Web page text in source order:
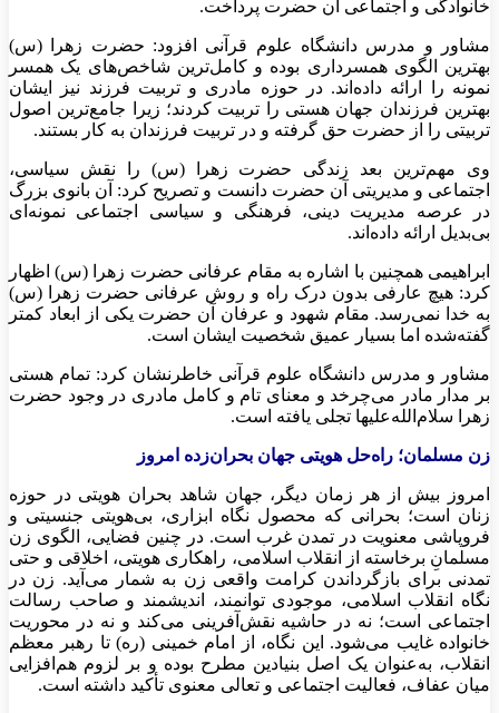
خانوادگی و اجتماعی آن حضرت پرداخت.
مشاور و مدرس دانشگاه علوم قرآنی افزود: حضرت زهرا (س)
بهترین الگوی همسرداری بوده و کامل‌ترین شاخص‌های یک همسر
نمونه را ارائه داده‌اند. در حوزه مادری و تربیت فرزند نیز ایشان
بهترین فرزندان جهان هستی را تربیت کردند؛ زیرا جامع‌ترین اصول
تربیتی را از حضرت حق گرفته و در تربیت فرزندان به کار بستند.
وی مهم‌ترین بعد زندگی حضرت زهرا (س) را نقش سیاسی،
اجتماعی و مدیریتی آن حضرت دانست و تصریح کرد: آن بانوی بزرگ
در عرصه مدیریت دینی، فرهنگی و سیاسی اجتماعی نمونه‌ای
بی‌بدیل ارائه داده‌اند.
ابراهیمی همچنین با اشاره به مقام عرفانی حضرت زهرا (س) اظهار
کرد: هیچ عارفی بدون درک راه و روش عرفانی حضرت زهرا (س)
به خدا نمی‌رسد. مقام شهود و عرفان آن حضرت یکی از ابعاد کمتر
گفته‌شده اما بسیار عمیق شخصیت ایشان است.
مشاور و مدرس دانشگاه علوم قرآنی خاطرنشان کرد: تمام هستی
بر مدار مادر می‌چرخد و معنای تام و کامل مادری در وجود حضرت
زهرا سلام‌الله‌علیها تجلی یافته است.
زن مسلمان؛ راه‌حل هویتی جهان بحران‌زده امروز
امروز بیش از هر زمان دیگر، جهان شاهد بحران هویتی در حوزه
زنان است؛ بحرانی که محصول نگاه ابزاری، بی‌هویتی جنسیتی و
فروپاشی معنویت در تمدن غرب است. در چنین فضایی، الگوی زن
مسلمانِ برخاسته از انقلاب اسلامی، راهکاری هویتی، اخلاقی و حتی
تمدنی برای بازگرداندن کرامت واقعی زن به شمار می‌آید. زن در
نگاه انقلاب اسلامی، موجودی توانمند، اندیشمند و صاحب رسالت
اجتماعی است؛ نه در حاشیه نقش‌آفرینی می‌کند و نه در محوریت
خانواده غایب می‌شود. این نگاه، از امام خمینی (ره) تا رهبر معظم
انقلاب، به‌عنوان یک اصل بنیادین مطرح بوده و بر لزوم هم‌افزایی
میان عفاف، فعالیت اجتماعی و تعالی معنوی تأکید داشته است.